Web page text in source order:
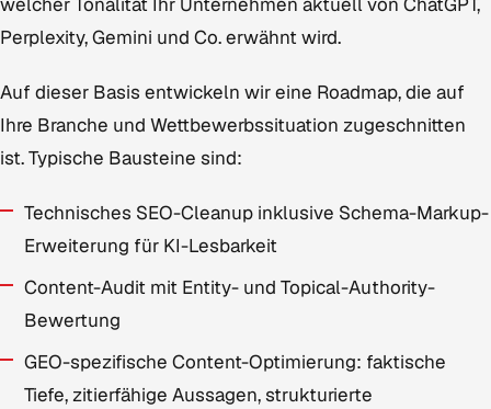
Perplexity, Gemini und Co. erwähnt wird.
Auf dieser Basis entwickeln wir eine Roadmap, die auf
Ihre Branche und Wettbewerbssituation zugeschnitten
ist. Typische Bausteine sind:
Technisches SEO-Cleanup inklusive Schema-Markup-
Erweiterung für KI-Lesbarkeit
Content-Audit mit Entity- und Topical-Authority-
Bewertung
GEO-spezifische Content-Optimierung: faktische
Tiefe, zitierfähige Aussagen, strukturierte